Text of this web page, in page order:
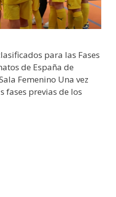
para las Fases
de España de
Femenino Una vez
fases previas de los